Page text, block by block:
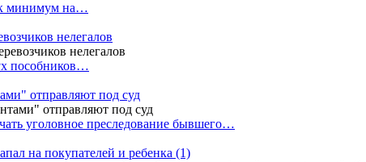
минимум на…
нелегалов
пособников…
отправляют под суд
уголовное преследование бывшего…
на покупателей и ребенка (1)